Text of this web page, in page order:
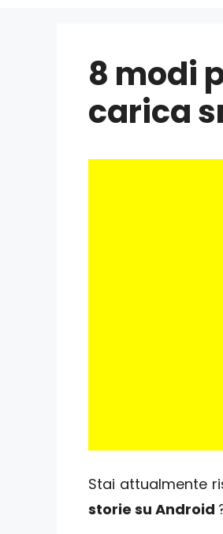
8 modi
carica
Stai attualmente
storie su Android